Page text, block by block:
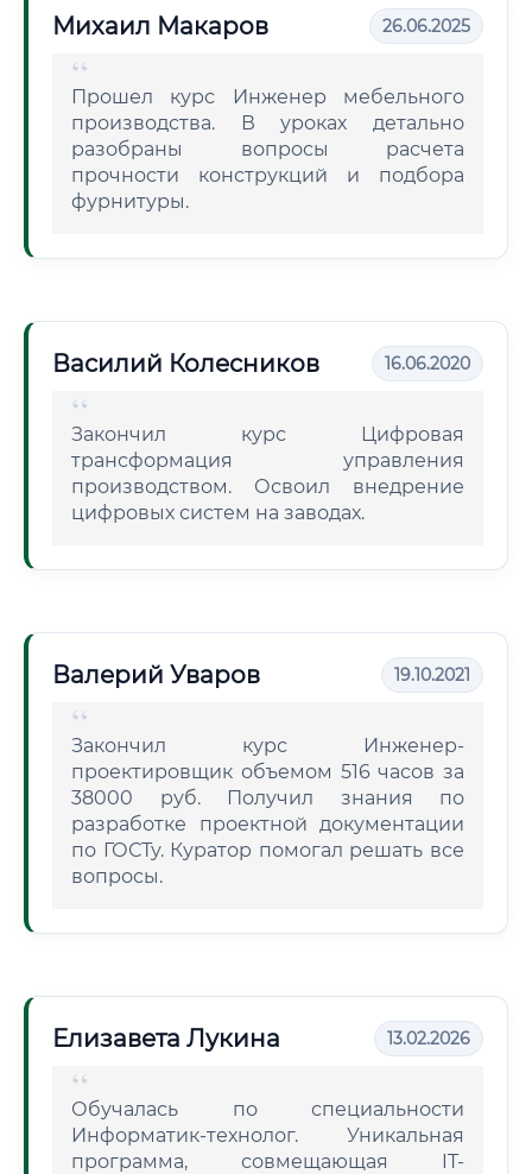
Михаил Макаров 26.06.2025
Прошел курс Инженер мебельного
производства. В уроках детально
разобраны вопросы расчета
прочности конструкций и подбора
фурнитуры.
Василий Колесников 16.06.2020
Закончил курс Цифровая
трансформация управления
производством. Освоил внедрение
цифровых систем на заводах.
Валерий Уваров 19.10.2021
Закончил курс Инженер-
проектировщик объемом 516 часов за
38000 руб. Получил знания по
разработке проектной документации
по ГОСТу. Куратор помогал решать все
вопросы.
Елизавета Лукина 13.02.2026
Обучалась по специальности
Информатик-технолог. Уникальная
программа, совмещающая IT-